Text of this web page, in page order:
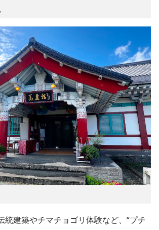
統建築やチマチョゴリ体験など、“プチ